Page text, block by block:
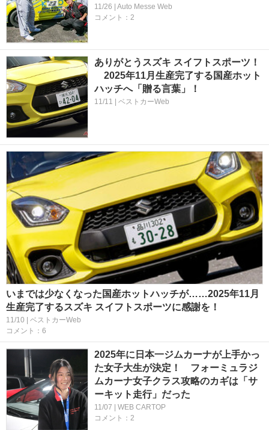
11/26 | Auto Messe Web
コメント：2
ありがとうスズキ スイフトスポーツ！
2025年11月生産完了する国産ホット
ハッチへ「贈る言葉」！
11/11 | ベストカーWeb
いまでは少なくなった国産ホットハッチが……2025年11月
生産完了するスズキ スイフトスポーツに感謝を！
11/10 | ベストカーWeb
コメント：6
2025年に日本一ジムカーナが上手かっ
た女子大生が決定！ フォーミュラジ
ムカーナ女子クラス攻略のカギは「サ
ーキット走行」だった
11/07 | WEB CARTOP
コメント：2